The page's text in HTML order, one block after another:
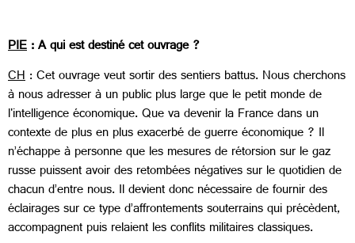
PIE: A qui est destiné cet ouvrage ?
CH: Cet ouvrage veut sortir des sentiers battus. Nous cherchons
à nous adresser à un public plus large que le petit monde de
l'intelligence économique. Que va devenir la France dans un
contexte de plus en plus exacerbé de guerre économique ? Il
n’échappe à personne que les mesures de rétorsion sur le gaz
russe puissent avoir des retombées négatives sur le quotidien de
chacun d’entre nous. Il devient donc nécessaire de fournir des
éclairages sur ce type d’affrontements souterrains qui précèdent,
accompagnent puis relaient les conflits militaires classiques.